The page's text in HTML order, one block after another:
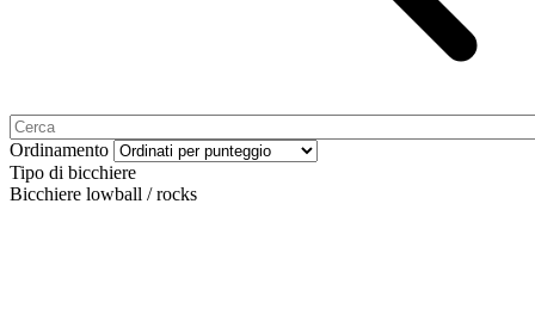
Ordinamento
Tipo di bicchiere
Bicchiere lowball / rocks